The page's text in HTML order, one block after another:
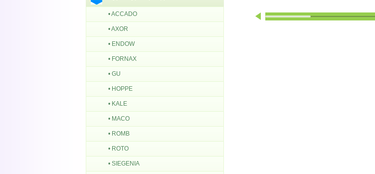
• ACCADO
• AXOR
• ENDOW
• FORNAX
• GU
• HOPPE
• KALE
• MACO
• ROMB
• ROTO
• SIEGENIA